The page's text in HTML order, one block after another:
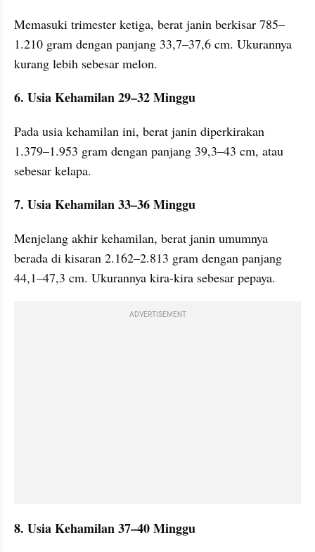
Memasuki trimester ketiga, berat janin berkisar 785–
1.210 gram dengan panjang 33,7–37,6 cm. Ukurannya
kurang lebih sebesar melon.
6. Usia Kehamilan 29–32 Minggu
Pada usia kehamilan ini, berat janin diperkirakan
1.379–1.953 gram dengan panjang 39,3–43 cm, atau
sebesar kelapa.
7. Usia Kehamilan 33–36 Minggu
Menjelang akhir kehamilan, berat janin umumnya
berada di kisaran 2.162–2.813 gram dengan panjang
44,1–47,3 cm. Ukurannya kira-kira sebesar pepaya.
ADVERTISEMENT
8. Usia Kehamilan 37–40 Minggu